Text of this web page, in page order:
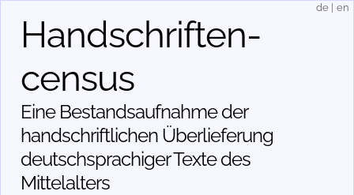
Handschriften­
census
Eine Bestandsaufnahme der
handschriftlichen Über­lieferung
deutschsprachiger Texte des
Mittelalters
de en